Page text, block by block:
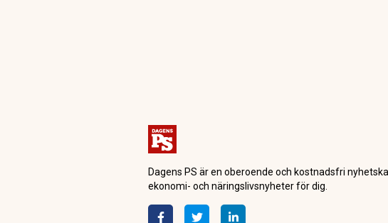
Dagens PS är en oberoende och kostnadsfri
ekonomi- och näringslivsnyheter för dig.